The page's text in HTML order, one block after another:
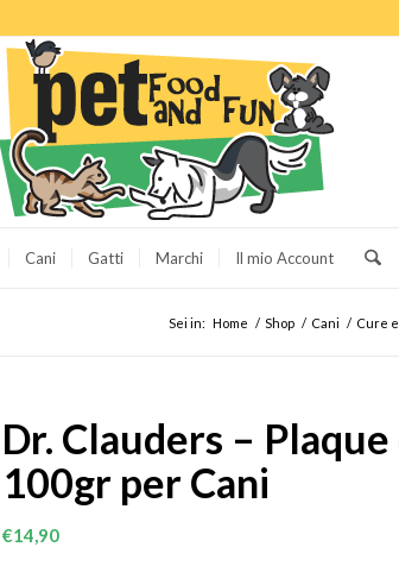
Cani Gatti Marchi Il mio Account
Sei in: Home / Shop / Cani / Cure
Dr. Clauders –
100gr per Cani
€14,90